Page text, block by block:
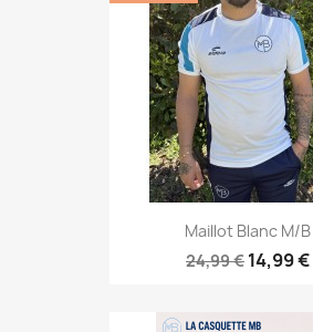
Maillot Blanc M/B
24,99 € 14,99 €